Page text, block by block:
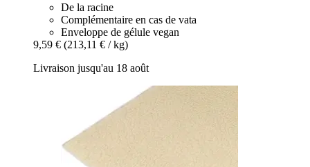
De la racine
Complémentaire en cas de vata
Enveloppe de gélule vegan
9,59 € (213,11 € / kg)
Livraison jusqu'au 18 août